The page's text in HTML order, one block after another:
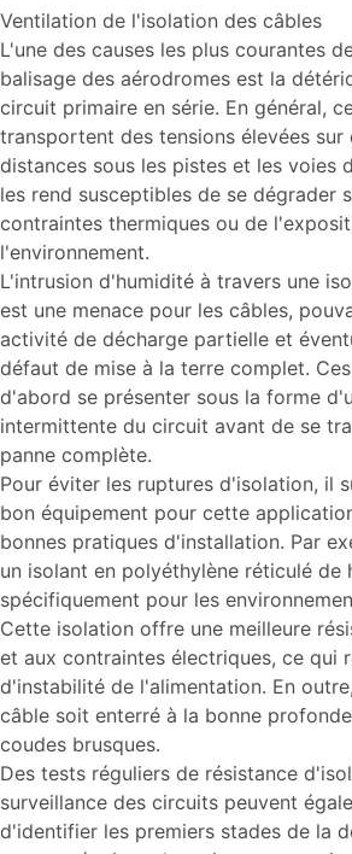
Ventilation de l'isolation des câbles
L'une des causes les plus courantes
balisage des aérodromes est la
circuit primaire en série. En général,
transportent des tensions élevées sur
distances sous les pistes et les voies
les rend susceptibles de se dégrader
contraintes thermiques ou de
l'environnement.
L'intrusion d'humidité à travers une
est une menace pour les câbles,
activité de décharge partielle et
défaut de mise à la terre complet.
d'abord se présenter sous la forme
intermittente du circuit avant de se
panne complète.
Pour éviter les ruptures d'isolation, il
bon équipement pour cette
bonnes pratiques d'installation. Par
un isolant en polyéthylène réticulé de
spécifiquement pour les
Cette isolation offre une meilleure
et aux contraintes électriques, ce qui
d'instabilité de l'alimentation. En
câble soit enterré à la bonne
coudes brusques.
Des tests réguliers de résistance
surveillance des circuits peuvent
d'identifier les premiers stades de la